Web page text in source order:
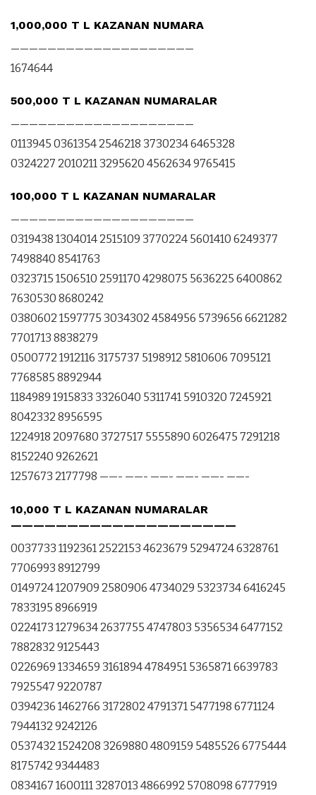
1,000,000 T L KAZANAN NUMARA
————————————————————
1674644
500,000 T L KAZANAN NUMARALAR
————————————————————
0113945 0361354 2546218 3730234 6465328
0324227 2010211 3295620 4562634 9765415
100,000 T L KAZANAN NUMARALAR
————————————————————
0319438 1304014 2515109 3770224 5601410 6249377
7498840 8541763
0323715 1506510 2591170 4298075 5636225 6400862
7630530 8680242
0380602 1597775 3034302 4584956 5739656 6621282
7701713 8838279
0500772 1912116 3175737 5198912 5810606 7095121
7768585 8892944
1184989 1915833 3326040 5311741 5910320 7245921
8042332 8956595
1224918 2097680 3727517 5555890 6026475 7291218
8152240 9262621
1257673 2177798 ——- ——- ——- ——- ——- ——-
10,000 T L KAZANAN NUMARALAR
————————————————————
0037733 1192361 2522153 4623679 5294724 6328761
7706993 8912799
0149724 1207909 2580906 4734029 5323734 6416245
7833195 8966919
0224173 1279634 2637755 4747803 5356534 6477152
7882832 9125443
0226969 1334659 3161894 4784951 5365871 6639783
7925547 9220787
0394236 1462766 3172802 4791371 5477198 6771124
7944132 9242126
0537432 1524208 3269880 4809159 5485526 6775444
8175742 9344483
0834167 1600111 3287013 4866992 5708098 6777919